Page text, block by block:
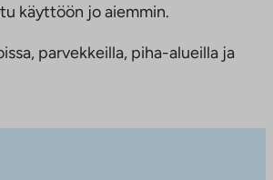
käyttöön jo aiemmin.
parvekkeilla, piha-alueilla ja